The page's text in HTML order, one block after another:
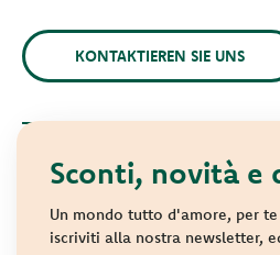
Sconti, novità e
Un mondo tutto d'amore, per
iscriviti alla nostra newsletter,
KONTAKTIEREN SIE UNS
© 2021 Oasy. Alle
Wonderfood S.p.A. Strada dei
San Marino -